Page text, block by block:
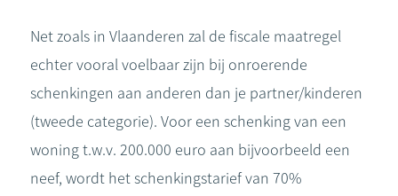
Net zoals in Vlaanderen zal de fiscale maatregel
echter vooral voelbaar zijn bij onroerende
schenkingen aan anderen dan je partner/kinderen
(tweede categorie). Voor een schenking van een
woning t.w.v. 200.000 euro aan bijvoorbeeld een
neef, wordt het schenkingstarief van 70%